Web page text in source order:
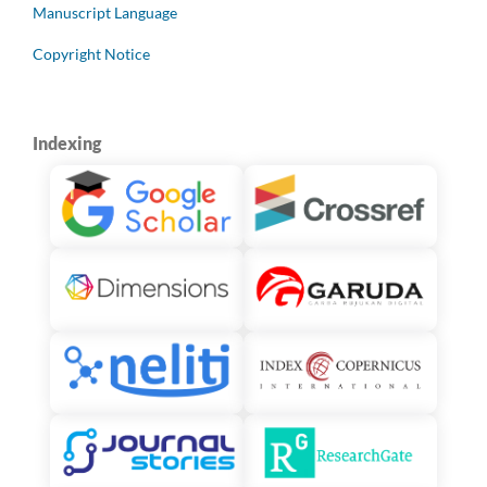
Manuscript Language
Copyright Notice
Indexing